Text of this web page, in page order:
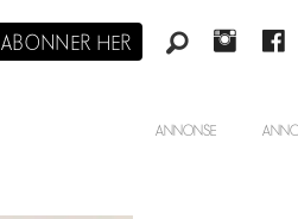
ABONNER HER
ANNONSE